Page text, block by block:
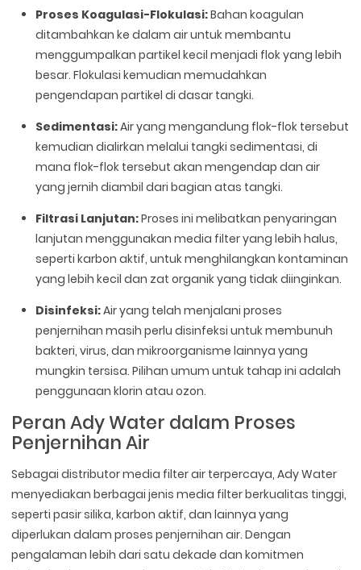
Proses Koagulasi-Flokulasi:Bahan koagulan
ditambahkan ke dalam air untuk membantu
menggumpalkan partikel kecil menjadi flok yang lebih
besar. Flokulasi kemudian memudahkan
pengendapan partikel di dasar tangki.
Sedimentasi:Air yang mengandung flok-flok tersebut
kemudian dialirkan melalui tangki sedimentasi, di
mana flok-flok tersebut akan mengendap dan air
yang jernih diambil dari bagian atas tangki.
Filtrasi Lanjutan:Proses ini melibatkan penyaringan
lanjutan menggunakan media filter yang lebih halus,
seperti karbon aktif, untuk menghilangkan kontaminan
yang lebih kecil dan zat organik yang tidak diinginkan.
Disinfeksi:Air yang telah menjalani proses
penjernihan masih perlu disinfeksi untuk membunuh
bakteri, virus, dan mikroorganisme lainnya yang
mungkin tersisa. Pilihan umum untuk tahap ini adalah
penggunaan klorin atau ozon.
Peran Ady Water dalam Proses
Penjernihan Air
Sebagai distributor media filter air terpercaya, Ady Water
menyediakan berbagai jenis media filter berkualitas tinggi,
seperti pasir silika, karbon aktif, dan lainnya yang
diperlukan dalam proses penjernihan air. Dengan
pengalaman lebih dari satu dekade dan komitmen